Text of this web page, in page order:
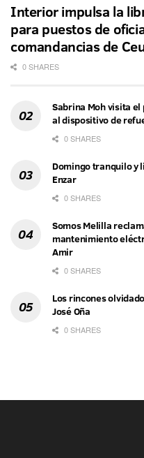
Interior impulsa la
para puestos de
comandancias de
0 SHARES
Sabrina Moh visita el
al dispositivo de
0 SHARES
Domingo tranquilo y
Enzar
0 SHARES
Somos Melilla
mantenimiento
Amir
0 SHARES
Los rincones
José Oña
0 SHARES